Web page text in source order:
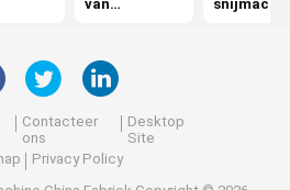
van
Contacteer
ons
Desktop
Site
Privacy Policy